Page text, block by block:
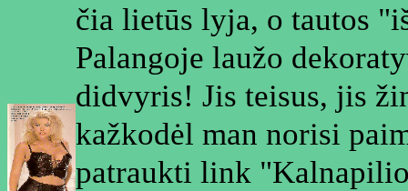
čia lietūs lyja, o tautos
Palangoje laužo
didvyris! Jis teisus, jis
kažkodėl man norisi
patraukti link